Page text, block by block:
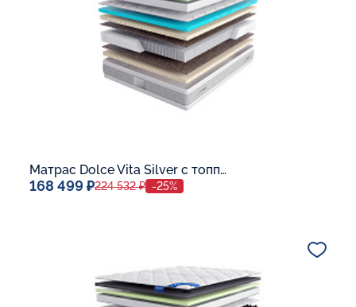
Матрас Dolce Vita Silver с топпером Memory 42
168 499 ₽224 532 ₽ -25%
В корзину